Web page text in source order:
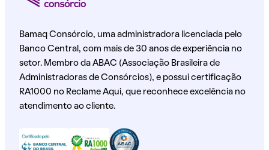
Bamaq Consórcio, uma administradora licenciada pelo
Banco Central, com mais de 30 anos de experiência no
setor. Membro da ABAC (Associação Brasileira de
Administradoras de Consórcios), e possui certificação
RA1000 no Reclame Aqui, que reconhece excelência no
atendimento ao cliente.